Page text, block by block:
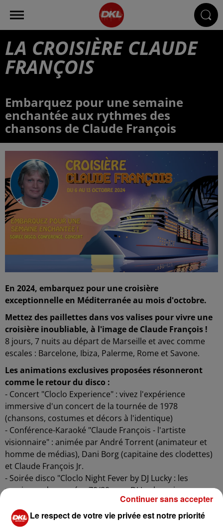
LA CROISIÈRE CLAUDE
FRANÇOIS
Embarquez pour une semaine
enchantée aux rythmes des
chansons de Claude François
En 2024, embarquez pour une croisière
exceptionnelle en Méditerranée au mois d'octobre.
Mettez des paillettes dans vos valises pour vivre une
croisière inoubliable, à l'image de Claude François !
8 jours, 7 nuits au départ de Marseille et avec comme
escales : Barcelone, Ibiza, Palerme, Rome et Savone.
Les animations exclusives proposées résonneront
comme le retour du disco :
- Concert "Cloclo Experience" : vivez l'expérience
immersive d'un concert de la tournée de 1978
(chansons, costumes et décors à l'identique)
- Conférence-Karaoké "Claude François - l'artiste
visionnaire" : animée par André Torrent (animateur et
homme de médias), Dani Borg (capitaine des clodettes)
et Claude François Jr.
- Soirée disco "Cloclo Night Fever by DJ Lucky : les
musiques des années 70/80 avec DJ Lucky qui vous
réserve des surprises. Accessoires et look disco
recommandés !
Le respect de votre vie privée est notre priorité
Continuer sans accepter